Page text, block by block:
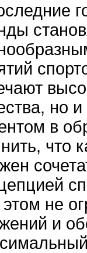
но
в
что
не
и